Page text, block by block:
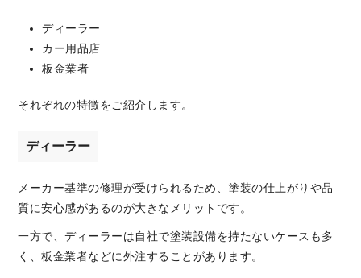
ディーラー
カー用品店
板金業者
それぞれの特徴をご紹介します。
ディーラー
メーカー基準の修理が受けられるため、塗装の仕上がりや品
質に安心感があるのが大きなメリットです。
一方で、ディーラーは自社で塗装設備を持たないケースも多
く、板金業者などに外注することがあります。